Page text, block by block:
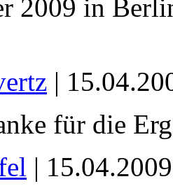
2009 in
|
für die
|